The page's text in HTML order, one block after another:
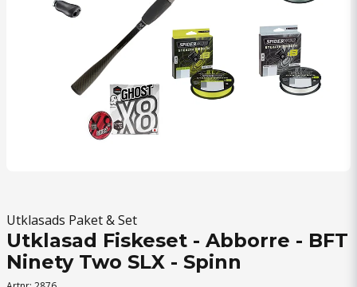
Utklasads Paket & Set
Utklasad Fiskeset - Abborre - BFT
Ninety Two SLX - Spinn